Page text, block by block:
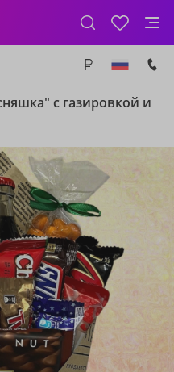
с газировкой и